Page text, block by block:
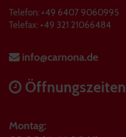
Telefon: +49 6407 9060995
Telefax: +49 321 21066484
info@carnona.de
Öffnungszeiten
Montag: